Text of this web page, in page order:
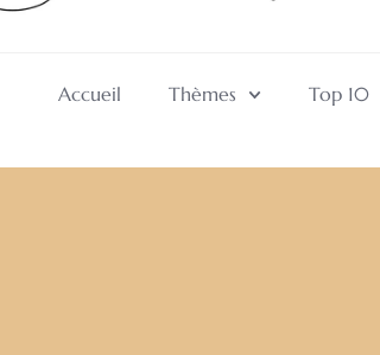
Accueil Thèmes Top 10